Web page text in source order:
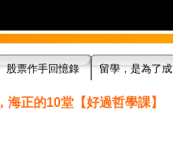
股票作手回憶錄 留學，是為了成
正的10堂【好過哲學課】